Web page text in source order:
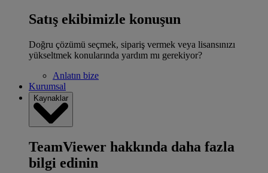
Satış ekibimizle konuşun
Doğru çözümü seçmek, sipariş vermek veya lisansınızı
yükseltmek konularında yardım mı gerekiyor?
Anlatın bize
Kurumsal
Kaynaklar
TeamViewer hakkında daha fazla
bilgi edinin